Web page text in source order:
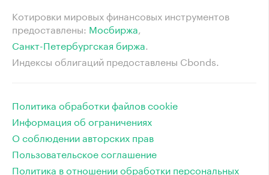
Котировки мировых финансовых инструментов
предоставлены: Мосбиржа⁠,
Санкт-Петербургская биржа⁠.
Индексы облигаций предоставлены Cbonds.
Политика обработки файлов cookie
Информация об ограничениях
О соблюдении авторских прав
Пользовательское соглашение
Политика в отношении обработки персональных